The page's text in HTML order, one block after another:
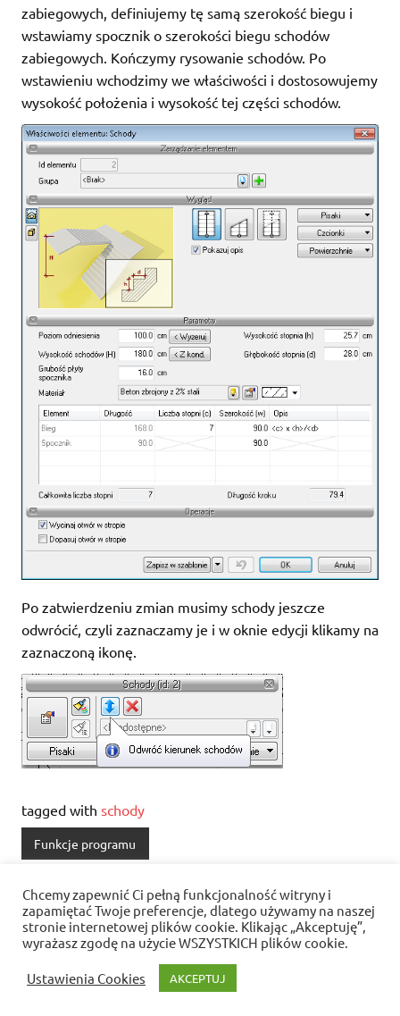
zabiegowych, definiujemy tę samą szerokość biegu i
wstawiamy spocznik o szerokości biegu schodów
zabiegowych. Kończymy rysowanie schodów. Po
wstawieniu wchodzimy we właściwości i dostosowujemy
wysokość położenia i wysokość tej części schodów.
Po zatwierdzeniu zmian musimy schody jeszcze
odwrócić, czyli zaznaczamy je i w oknie edycji klikamy na
zaznaczoną ikonę.
tagged with schody
Funkcje programu
Nawigacja
wpisu
« Jak zmniejszyć wielkość pliku Zapis widoku 3D »
Polityka prywatności i pliki cookies
Chcemy zapewnić Ci pełną funkcjonalność witryny i
zapamiętać Twoje preferencje, dlatego używamy na naszej
stronie internetowej plików cookie. Klikając „Akceptuję”,
wyrażasz zgodę na użycie WSZYSTKICH plików cookie.
Ustawienia Cookies AKCEPTUJ